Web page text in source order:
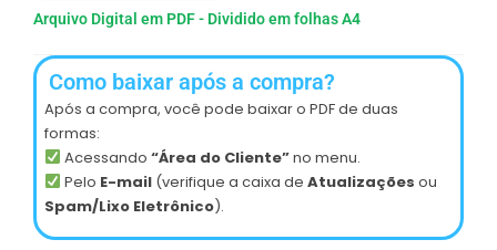
Arquivo Digital em PDF - Dividido em folhas A4
Como baixar após a compra?
Após a compra, você pode baixar o PDF de duas
formas:
Acessando “Área do Cliente”no menu.
Pelo E-mail(verifique a caixa de Atualizações ou
Spam/Lixo Eletrônico).